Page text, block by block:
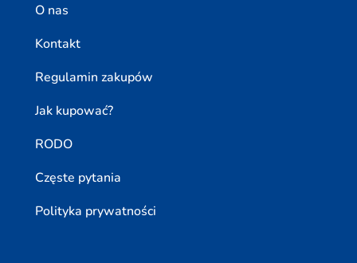
O nas
Kontakt
Regulamin zakupów
Jak kupować?
RODO
Częste pytania
Polityka prywatności